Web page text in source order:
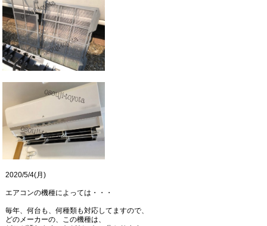
2020/5/4(月)
エアコンの機種によっては・・・
毎年、何台も、何種類も対応してますので、
どのメーカーの、この機種は、